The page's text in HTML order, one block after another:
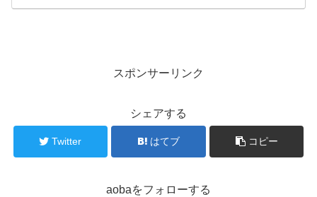
スポンサーリンク
シェアする
Twitter はてブ コピー
aobaをフォローする